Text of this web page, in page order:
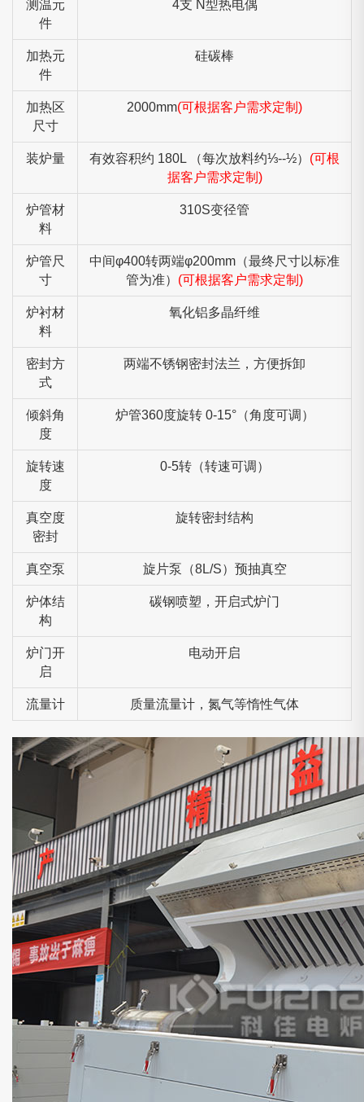
测温元
件
4支 N型热电偶
加热元
件
硅碳棒
加热区
尺寸
2000mm(可根据客户需求定制)
装炉量 有效容积约 180L （每次放料约⅓--½） (可根
据客户需求定制)
炉管材
料
310S变径管
炉管尺
寸
中间φ400转两端φ200mm（最终尺寸以标准
管为准） (可根据客户需求定制)
炉衬材
料
氧化铝多晶纤维
密封方
式
两端不锈钢密封法兰，方便拆卸
倾斜角
度
炉管360度旋转 0-15°（角度可调）
旋转速
度
0-5转（转速可调）
真空度
密封
旋转密封结构
真空泵 旋片泵（8L/S）预抽真空
炉体结
构
碳钢喷塑，开启式炉门
炉门开
启
电动开启
流量计 质量流量计，氮气等惰性气体